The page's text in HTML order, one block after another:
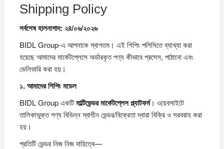
Shipping Policy
সর্বশেষহালনাগাদ: ২৪/০৬/২০২৬
BIDL Group-এ আপনাকে স্বাগতম। এই শিপিং পলিসিতে ব্যাখ্যা করা
হয়েছে আমাদের মার্কেটপ্লেসে অর্ডারকৃত পণ্য কীভাবে প্রসেস, পাঠানো এবং
ডেলিভারি করা হয়।
১.আমাদেরশিপিংমডেল
BIDL Group একটিমাল্টিভেন্ডরমার্কেটপ্লেসপ্ল্যাটফর্ম। ওয়েবসাইটে
তালিকাভুক্ত পণ্য বিভিন্ন স্বাধীন ভেন্ডর/বিক্রেতা দ্বারা বিক্রি ও সরবরাহ করা
হয়।
প্রতিটি ভেন্ডর নিজ নিজ দায়িত্বে—